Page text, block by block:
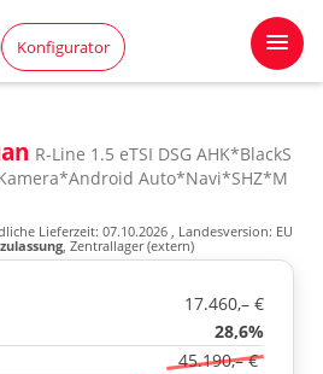
Konfigurator
R-Line 1.5 eTSI DSG AHK*BlackS
Auto*Navi*SHZ*M
Lieferzeit: 07.10.2026 , Landesversion: EU
, Zentrallager (extern)
17.460,– €
28,6%
45.190,– €